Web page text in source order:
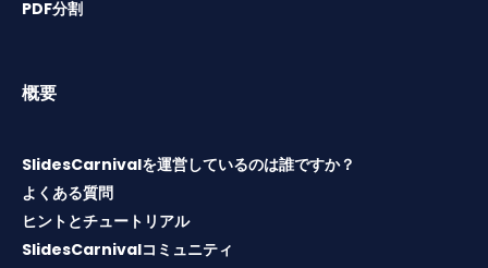
PDF分割
概要
SlidesCarnivalを運営しているのは誰ですか？
よくある質問
ヒントとチュートリアル
SlidesCarnivalコミュニティ